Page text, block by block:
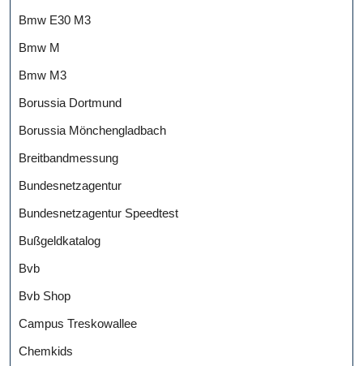
Bmw E30 M3
Bmw M
Bmw M3
Borussia Dortmund
Borussia Mönchengladbach
Breitbandmessung
Bundesnetzagentur
Bundesnetzagentur Speedtest
Bußgeldkatalog
Bvb
Bvb Shop
Campus Treskowallee
Chemkids